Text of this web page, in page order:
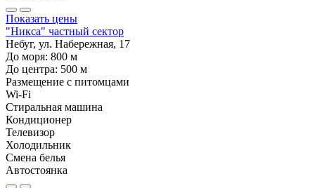
Показать цены
"Никса" частный сектор
Небуг, ул. Набережная, 17
До моря: 800 м
До центра: 500 м
Размещение с питомцами
Wi-Fi
Стиральная машина
Кондиционер
Телевизор
Холодильник
Смена белья
Автостоянка